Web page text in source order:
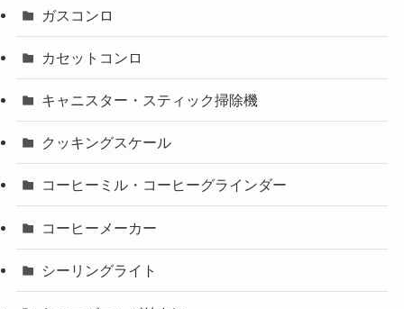
ガスコンロ
カセットコンロ
キャニスター・スティック掃除機
クッキングスケール
コーヒーミル・コーヒーグラインダー
コーヒーメーカー
シーリングライト